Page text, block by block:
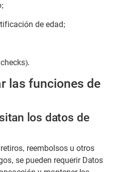
de edad;
las funciones de
los datos de
reembolsos u otros
se pueden requerir Datos